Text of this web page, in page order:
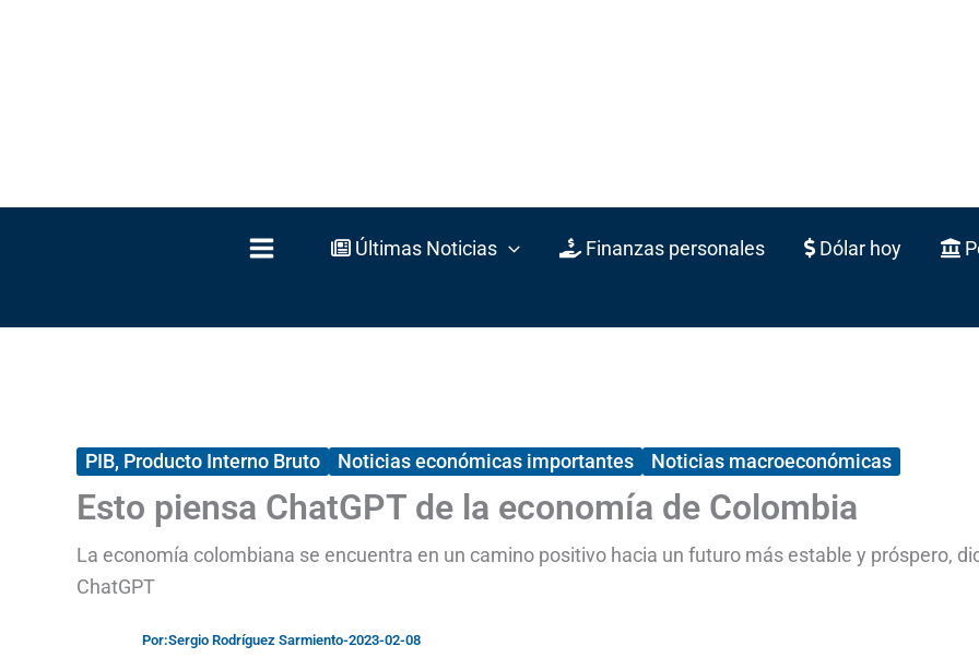
Últimas Noticias Finanzas personales Dólar hoy
PIB, Producto Interno Bruto Noticias económicas importantes Noticias macroeconómicas
Esto piensa ChatGPT de la economía de Colombia
La economía colombiana se encuentra en un camino positivo hacia un futuro más estable y próspero,
ChatGPT
Por:Sergio Rodríguez Sarmiento-2023-02-08